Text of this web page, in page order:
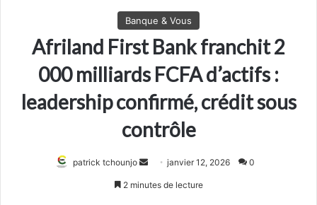
Banque & Vous
Afriland First Bank franchit 2
000 milliards FCFA d’actifs :
leadership confirmé, crédit sous
contrôle
patrick tchounjo
Envoyerjanvier 12, 2026 0
2 minutes de lecture